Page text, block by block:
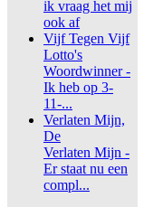
ik vraag het mij
ook af
Vijf Tegen Vijf
Lotto's
Woordwinner -
Ik heb op 3-
11-...
Verlaten Mijn,
De
Verlaten Mijn -
Er staat nu een
compl...